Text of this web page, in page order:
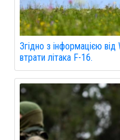
Згідно з інформацією
втрати літака F-16.